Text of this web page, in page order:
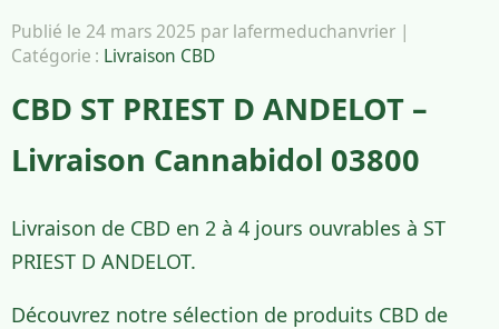
Publié le 24 mars 2025 par lafermeduchanvrier |
Catégorie : Livraison CBD
CBD ST PRIEST D ANDELOT –
Livraison Cannabidol 03800
Livraison de CBD en 2 à 4 jours ouvrables à ST
PRIEST D ANDELOT.
Découvrez notre sélection de produits CBD de